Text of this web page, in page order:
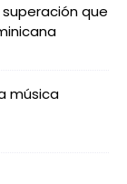
que
música